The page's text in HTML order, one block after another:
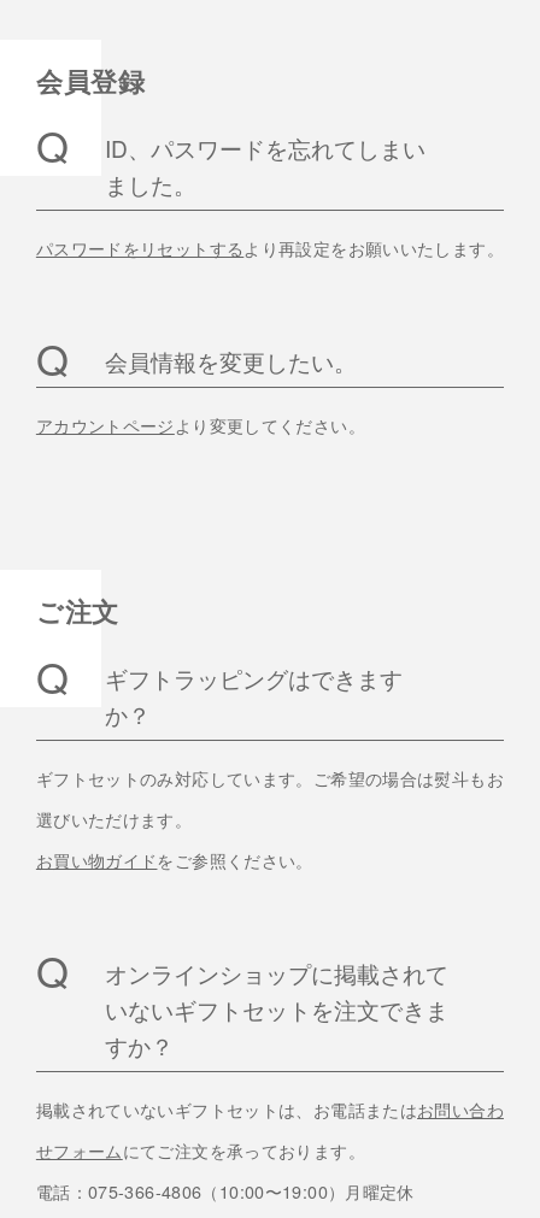
会員登録
ID、パスワードを忘れてしまい
ました。
パスワードをリセットする より再設定をお願いいたします。
会員情報を変更したい。
アカウントページ より変更してください。
ご注文
ギフトラッピングはできます
か？
ギフトセットのみ対応しています。ご希望の場合は熨斗もお
選びいただけます。
お買い物ガイドをご参照ください。
オンラインショップに掲載されて
いないギフトセットを注文できま
すか？
掲載されていないギフトセットは、お電話またはお問い合わ
せフォーム にてご注文を承っております。
電話：075-366-4806（10:00〜19:00）月曜定休